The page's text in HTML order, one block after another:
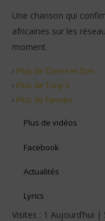
Une chanson qui
africaines sur les
moment.
› Plus de Conex et Don
› Plus de Tony X
› Plus de Fanicko
Plus de vidéos
Facebook
Actualités
Lyrics
Visites : 1 Aujourd’hui